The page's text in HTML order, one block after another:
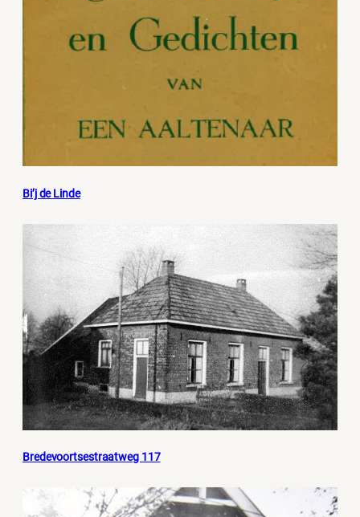
Bi’j de Linde
Bredevoortsestraatweg 117